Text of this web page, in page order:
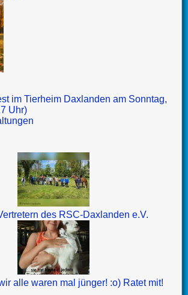
im Tierheim Daxlanden am Sonntag,
Uhr)
des RSC-Daxlanden e.V.
alle waren mal jünger! :o) Ratet mit!